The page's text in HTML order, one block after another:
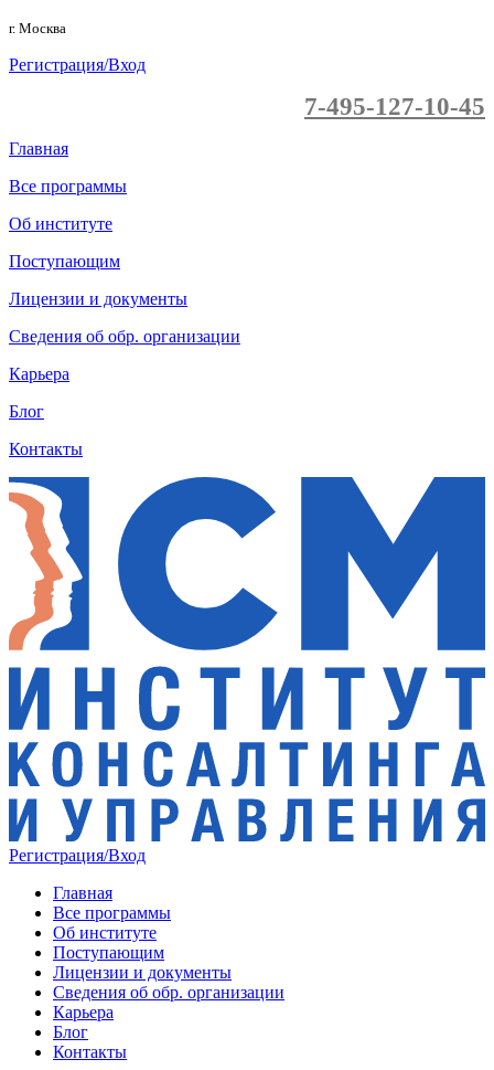
г. Москва
Регистрация/Вход
7-495-127-10-45
Главная
Все программы
Об институте
Поступающим
Лицензии и документы
Сведения об обр. организации
Карьера
Блог
Контакты
Регистрация/Вход
Главная
Все программы
Об институте
Поступающим
Лицензии и документы
Сведения об обр. организации
Карьера
Блог
Контакты